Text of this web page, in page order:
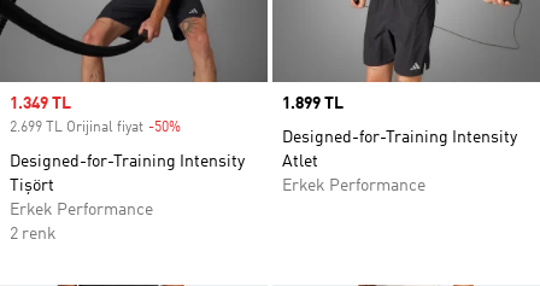
Sale price
1.349 TL
2.699 TL Orijinal fiyat -50%
Designed-for-Training Intensity
Tişört
Erkek Performance
2 renk
Price
1.899 TL
Designed-for-Training Intensity
Atlet
Erkek Performance